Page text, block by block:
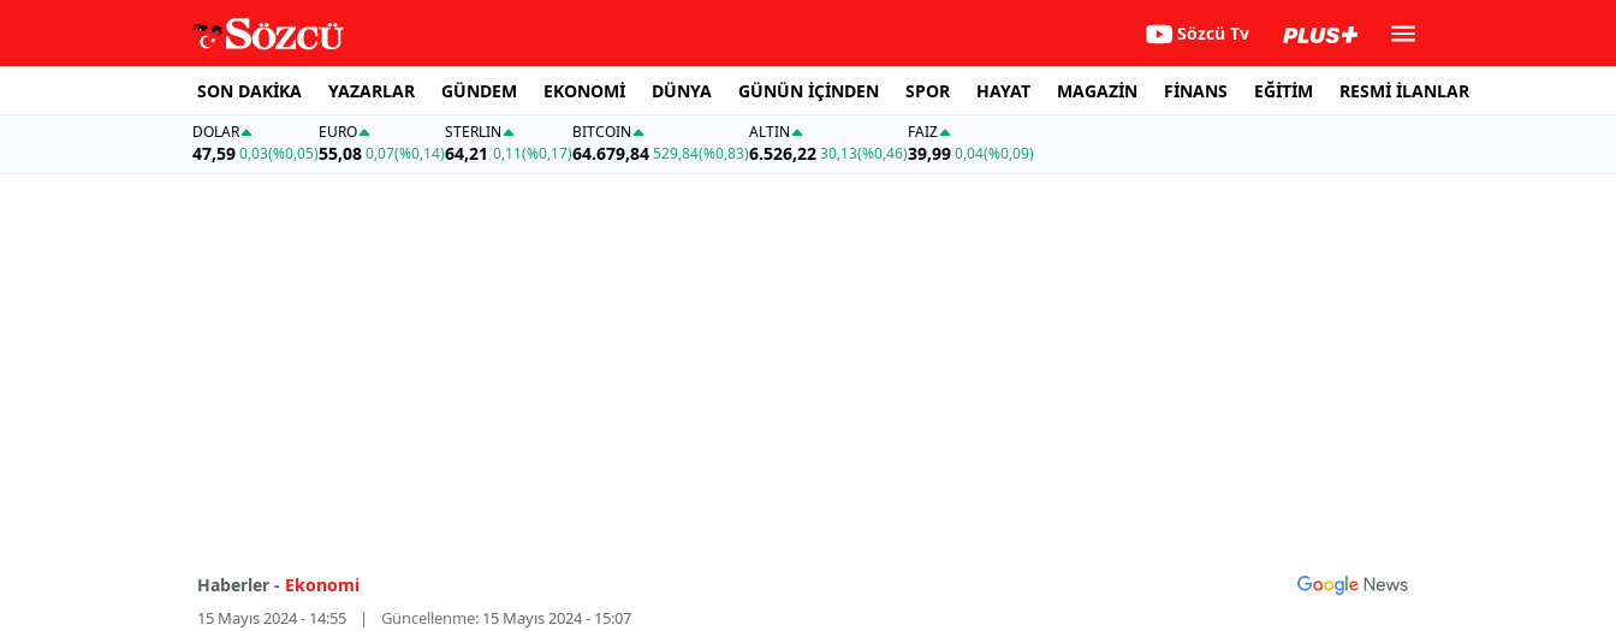
Sözcü Tv
SON DAKİKA YAZARLAR GÜNDEM EKONOMİ DÜNYA GÜNÜN İÇİNDEN SPOR HAYAT MAGAZİN FİNANS EĞİTİM RESMİ İLANLAR
DOLAR
47,590,03(%0,05)
EURO
55,08 0,07(%0,14)
STERLIN
64,21 0,11(%0,17)
BITCOIN
64.679,84529,84(%0,83)
ALTIN
6.526,2230,13(%0,46)
FAİZ
39,990,04(%0,09)
Haberler - Ekonomi
15 Mayıs 2024 - 14:55 Güncellenme: 15 Mayıs 2024 - 15:07